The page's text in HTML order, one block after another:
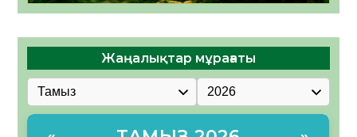
Жаңалықтар мұрағаты